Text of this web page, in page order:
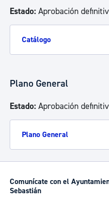
Estado: Aprobación
Catálogo
Plano General
Estado: Aprobación
Plano General
Comunícate con el
Sebastián